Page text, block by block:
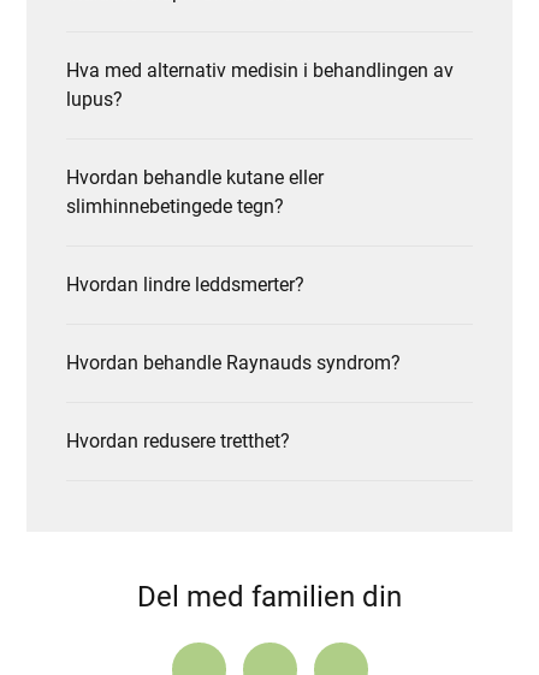
Hva med alternativ medisin i behandlingen av
lupus?
Hvordan behandle kutane eller
slimhinnebetingede tegn?
Hvordan lindre leddsmerter?
Hvordan behandle Raynauds syndrom?
Hvordan redusere tretthet?
Del med familien din